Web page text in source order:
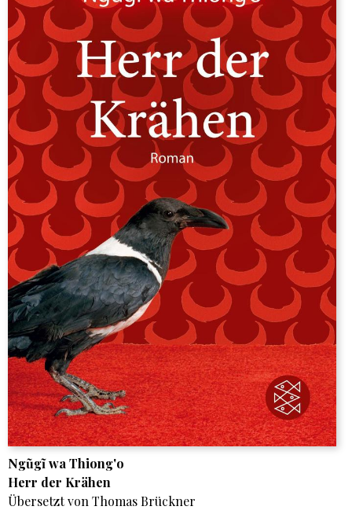
Ngũgĩ wa Thiong'o
Herr der Krähen
Übersetzt von Thomas Brückner